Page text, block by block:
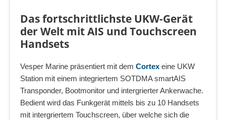
Das fortschrittlichste UKW-Gerät
der Welt mit AIS und Touchscreen
Handsets
Vesper Marine präsentiert mit dem Cortex eine UKW
Station mit einem integriertem SOTDMA smartAIS
Transponder, Bootmonitor und intergrierter Ankerwache.
Bedient wird das Funkgerät mittels bis zu 10 Handsets
mit intergriertem Touchscreen, über welche sich die